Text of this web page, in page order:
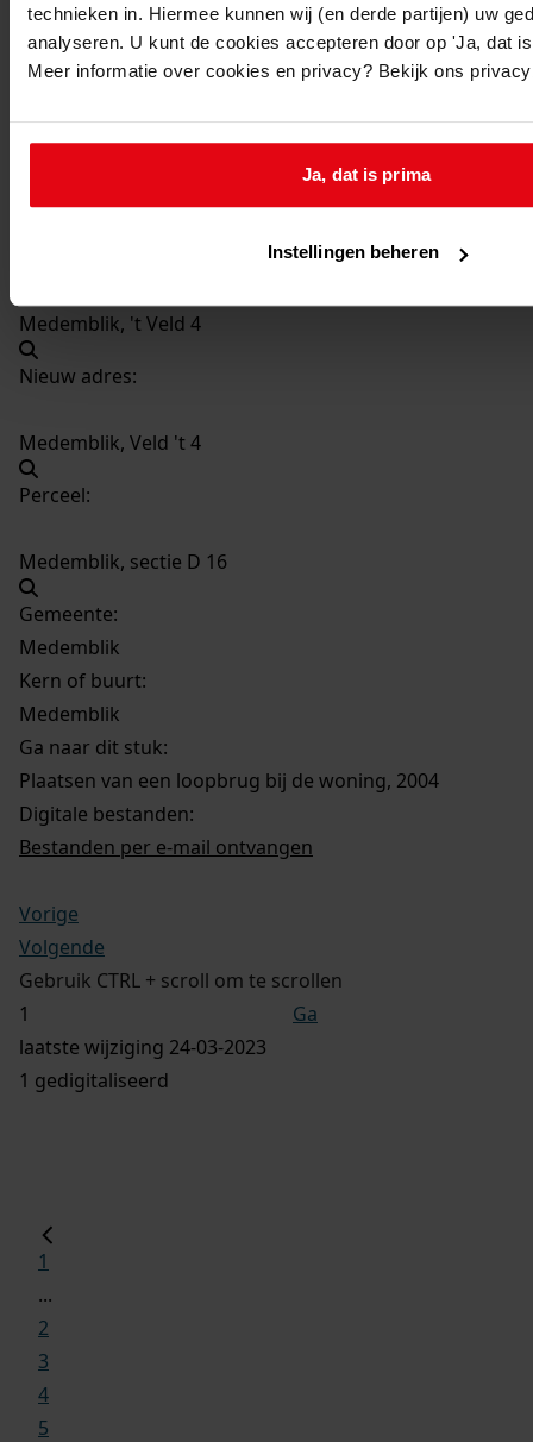
technieken in. Hiermee kunnen wij (en derde partijen) uw
analyseren. U kunt de cookies accepteren door op 'Ja, dat
Meer informatie over cookies en privacy? Bekijk ons
Ja, dat is prima
Instellingen beheren
371Plaatsen van een loopbrug bij de woning, 2004
Datering:
Beschrijving:
Medemblik, 't Veld 4
Nieuw adres:
Medemblik, Veld 't 4
Perceel:
Medemblik, sectie D 16
Gemeente:
Medemblik
Kern of buurt:
Medemblik
Ga naar dit stuk:
Plaatsen van een loopbrug bij de woning, 2004
Digitale bestanden:
Bestanden per e-mail ontvangen
Vorige
Volgende
Gebruik CTRL + scroll om te scrollen
Ga
laatste wijziging 24-03-2023
1 gedigitaliseerd
1
...
2
3
4
5